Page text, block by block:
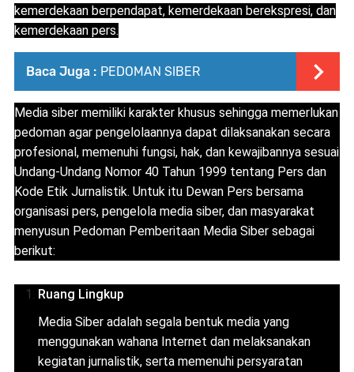
kemerdekaan berpendapat, kemerdekaan berekspresi, dan
kemerdekaan pers.
Baca Juga : PEDOMAN SIBER
Media siber memiliki karakter khusus sehingga memerlukan
pedoman agar pengelolaannya dapat dilaksanakan secara
profesional, memenuhi fungsi, hak, dan kewajibannya sesuai
Undang-Undang Nomor 40 Tahun 1999 tentang Pers dan
Kode Etik Jurnalistik. Untuk itu Dewan Pers bersama
organisasi pers, pengelola media siber, dan masyarakat
menyusun Pedoman Pemberitaan Media Siber sebagai
berikut:
Ruang Lingkup
Media Siber adalah segala bentuk media yang
menggunakan wahana Internet dan melaksanakan
kegiatan jurnalistik, serta memenuhi persyaratan